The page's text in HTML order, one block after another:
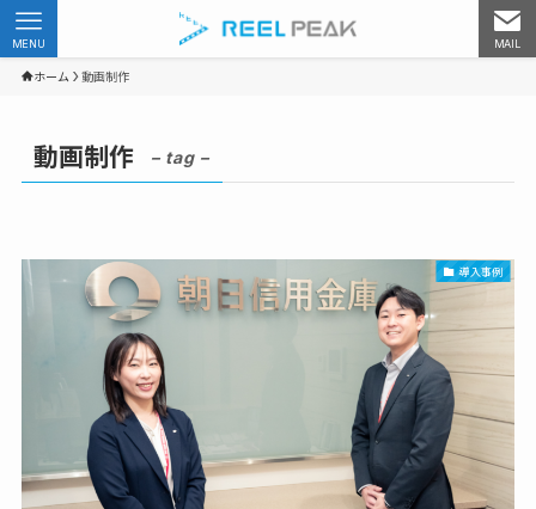
MAIL
MENU
ホーム 動画制作
動画制作 – tag –
導入事例